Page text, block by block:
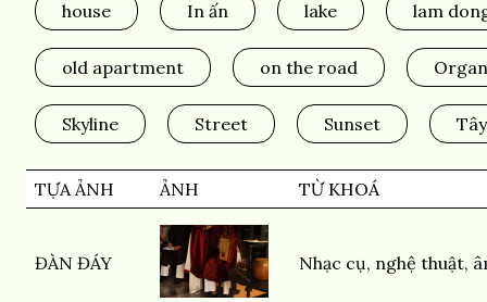
house In ấn lake lam
old apartment on the road
Skyline Street Sunset
TỰA ẢNH ẢNH TỪ KHOÁ
ĐÀN ĐÁY Nhạc cụ, nghệ thuật,